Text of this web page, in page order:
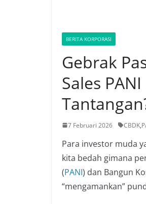
BERITA KORPORASI
Gebrak
Sales
7 Februari 2026 CBDK,
Para investor muda
kita bedah gimana
(PANI) dan Bangun
“mengamankan”